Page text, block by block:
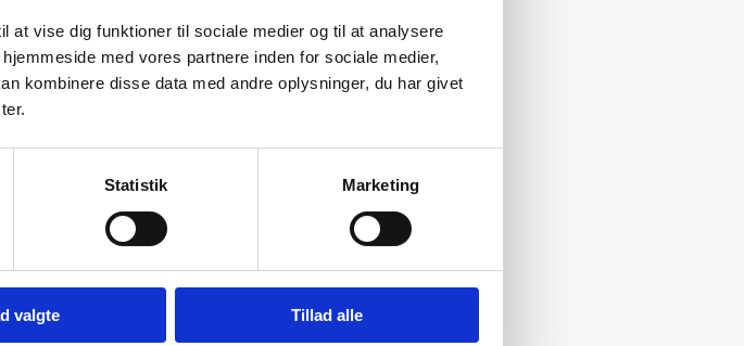
at vise dig funktioner til sociale medier og til at analysere
med vores partnere inden for sociale medier,
kombinere disse data med andre oplysninger, du har givet
Statistik Marketing
valgte Tillad alle